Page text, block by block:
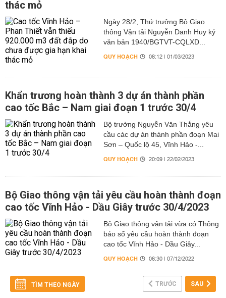
thác mỏ
Ngày 28/2, Thứ trưởng Bộ Giao
thông Vận tải Nguyễn Danh Huy ký
văn bản 1940/BGTVT-CQLXD...
QUY HOẠCH 08:12 | 01/03/2023
Khẩn trương hoàn thành 3 dự án thành phần
cao tốc Bắc – Nam giai đoạn 1 trước 30/4
Bộ trưởng Nguyễn Văn Thắng yêu
cầu các dự án thành phần đoạn Mai
Sơn – Quốc lộ 45, Vĩnh Hảo -...
QUY HOẠCH 20:09 | 22/02/2023
Bộ Giao thông vận tải yêu cầu hoàn thành đoạn
cao tốc Vĩnh Hảo - Dầu Giây trước 30/4/2023
Bộ Giao thông vận tải vừa có Thông
báo số yêu cầu hoàn thành đoạn
cao tốc Vĩnh Hảo - Dầu Giây...
QUY HOẠCH 06:30 | 07/12/2022
TÌM THEO NGÀY TRƯỚC SAU